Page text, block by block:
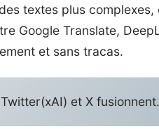
textes plus
Google Translate,
et sans tracas.
Twitter(xAI) et X fusionnent.